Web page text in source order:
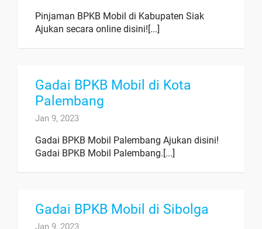
Pinjaman BPKB Mobil di Kabupaten Siak
Ajukan secara online disini![...]
Gadai BPKB Mobil di Kota
Palembang
Jan 9, 2023
Gadai BPKB Mobil Palembang Ajukan disini!
Gadai BPKB Mobil Palembang.[...]
Gadai BPKB Mobil di Sibolga
Jan 9, 2023